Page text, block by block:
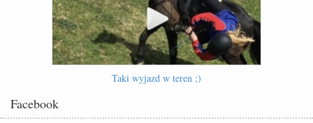
Taki wyjazd w teren ;)
Facebook